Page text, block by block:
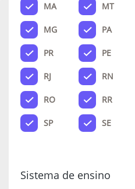
MA MT
MG PA
PR PE
RJ RN
RO RR
SP SE
Sistema de ensino